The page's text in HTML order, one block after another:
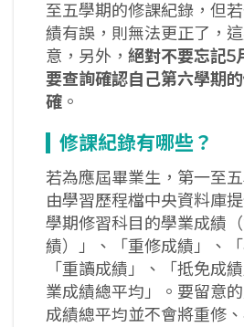
至五學期的修課紀錄，但
績有誤，則無法更正了，
意，另外， 絕對不要忘記5
要查詢確認自己第六學期
確 。
修課紀錄有哪些？
若為應屆畢業生，第一至
由學習歷程檔中央資料庫
學期修習科目的學業成績
績）」、「重修成績」、
「重讀成績」、「抵免成
業成績總平均」。要留意
成績總平均並不會將重修